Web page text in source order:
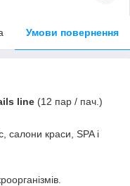
Умови повернення
line (12 пар / пач.)
салони краси, SPA і